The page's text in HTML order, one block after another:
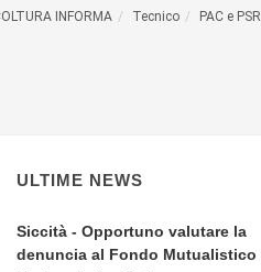
INFORMA Tecnico PAC e PSR
ULTIME NEWS
Siccità - Opportuno valutare la
denuncia al Fondo Mutualistico